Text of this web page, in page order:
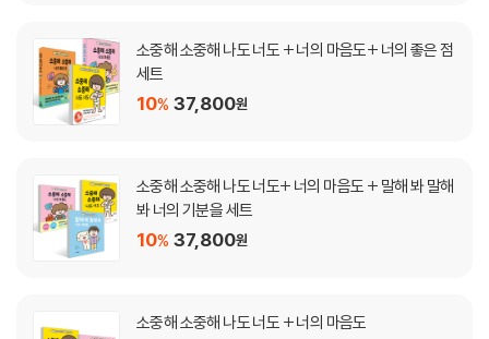
소중해 소중해 나도 너도 + 너의 마음도+ 너의 좋은 점
세트
10% 37,800원
소중해 소중해 나도 너도+ 너의 마음도 + 말해 봐 말해
봐 너의 기분을 세트
10% 37,800원
소중해 소중해 나도 너도 + 너의 마음도